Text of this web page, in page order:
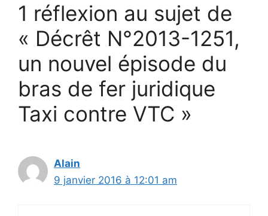
1 réflexion au sujet de
« Décrêt N°2013-1251,
un nouvel épisode du
bras de fer juridique
Taxi contre VTC »
Alain
9 janvier 2016 à 12:01 am